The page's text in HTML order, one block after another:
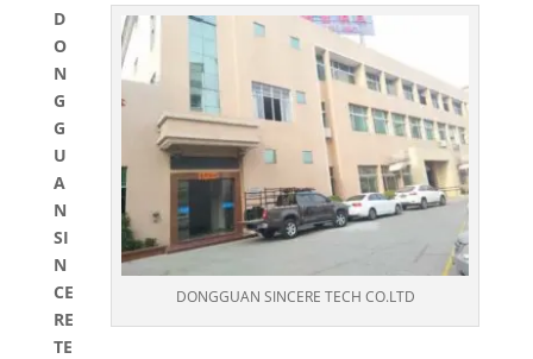
DONGGUAN SINCERE TECH CO.LTD
D
O
N
G
G
U
A
N
SI
N
CE
RE
TE